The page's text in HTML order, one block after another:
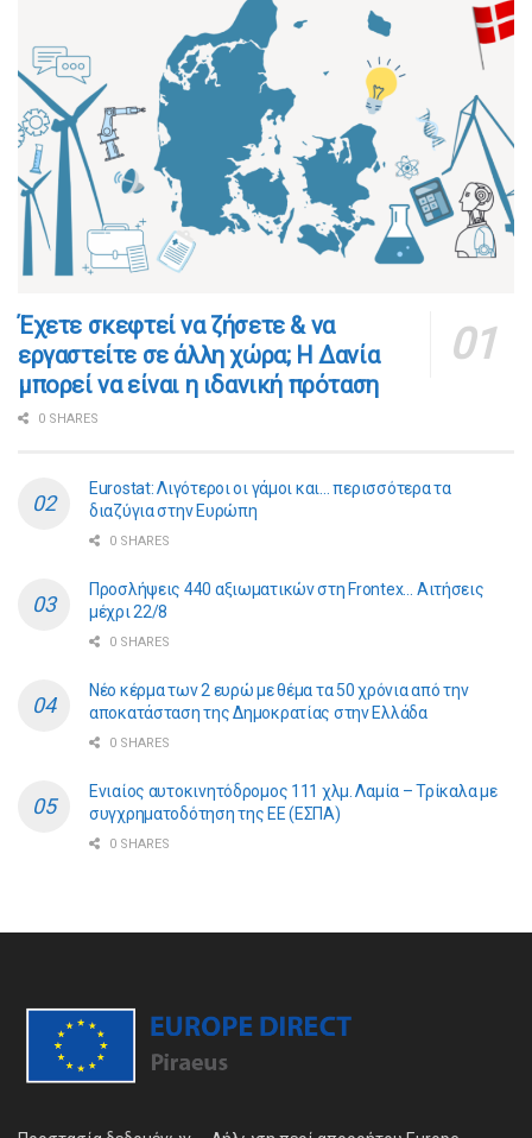
​​Έχετε σκεφτεί να ζήσετε & να
εργαστείτε σε άλλη χώρα; Η Δανία
μπορεί να είναι η ιδανική πρόταση
0 SHARES
Eurostat: Λιγότεροι οι γάμοι και… περισσότερα τα
διαζύγια στην Ευρώπη
0 SHARES
Προσλήψεις 440 αξιωματικών στη Frontex… Αιτήσεις
μέχρι 22/8
0 SHARES
Νέο κέρμα των 2 ευρώ με θέμα τα 50 χρόνια από την
αποκατάσταση της Δημοκρατίας στην Ελλάδα
0 SHARES
Ενιαίος αυτοκινητόδρομος 111 χλμ. Λαμία – Τρίκαλα με
συγχρηματοδότηση της ΕE (ΕΣΠΑ)
0 SHARES